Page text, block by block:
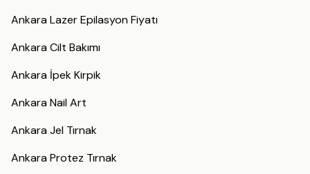
Ankara Lazer Epilasyon Fiyatı
Ankara Cilt Bakımı
Ankara İpek Kirpik
Ankara Nail Art
Ankara Jel Tırnak
Ankara Protez Tırnak